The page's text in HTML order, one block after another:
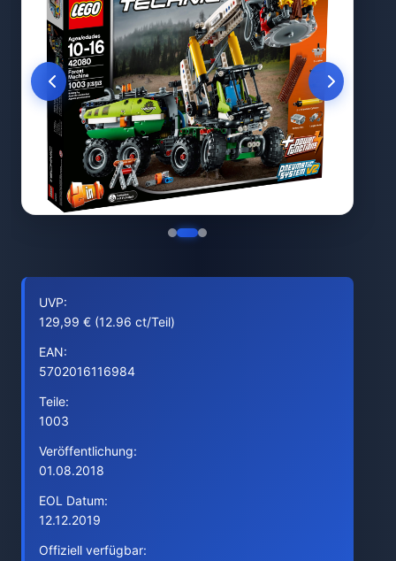
UVP:
129,99 € (12.96 ct/Teil)
EAN:
5702016116984
Teile:
1003
Veröffentlichung:
01.08.2018
EOL Datum:
12.12.2019
Offiziell verfügbar: